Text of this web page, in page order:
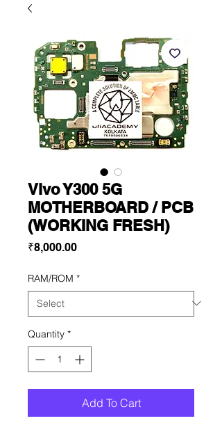
Vivo Y300 5G
MOTHERBOARD / PCB
(WORKING FRESH)
₹8,000.00Price
RAM/ROM *
Quantity *
Add To Cart